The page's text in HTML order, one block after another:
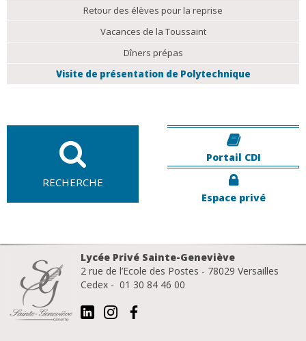
Retour des élèves pour la reprise
Vacances de la Toussaint
Dîners prépas
Visite de présentation de Polytechnique
RECHERCHE
Portail CDI
Espace privé
Lycée Privé Sainte-Geneviève
2 rue de l’Ecole des Postes - 78029 Versailles
Cedex - 01 30 84 46 00